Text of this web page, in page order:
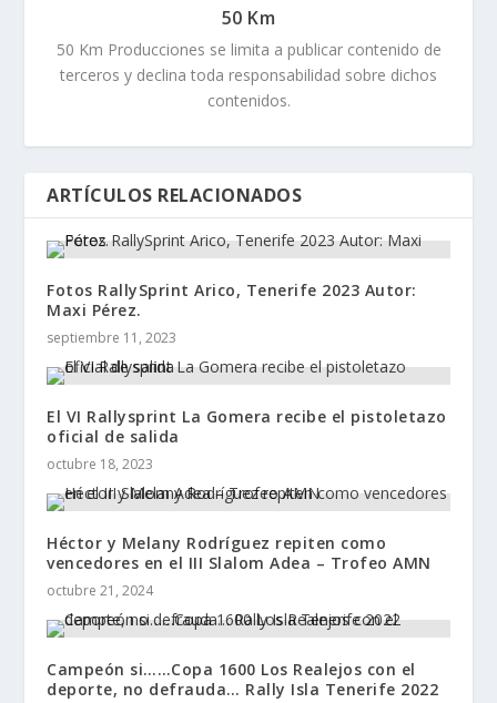
50 Km
50 Km Producciones se limita a publicar contenido de
terceros y declina toda responsabilidad sobre dichos
contenidos.
ARTÍCULOS RELACIONADOS
Fotos RallySprint Arico, Tenerife 2023 Autor:
Maxi Pérez.
septiembre 11, 2023
El VI Rallysprint La Gomera recibe el pistoletazo
oficial de salida
octubre 18, 2023
Héctor y Melany Rodríguez repiten como
vencedores en el III Slalom Adea – Trofeo AMN
octubre 21, 2024
Campeón si……Copa 1600 Los Realejos con el
deporte, no defrauda… Rally Isla Tenerife 2022